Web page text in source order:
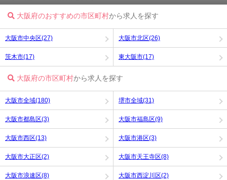
大阪府のおすすめの市区町村から求人を探す
大阪市中央区(27) 大阪市北区(26)
茨木市(17) 東大阪市(17)
大阪府の市区町村から求人を探す
大阪市全域(180) 堺市全域(31)
大阪市都島区(3) 大阪市福島区(9)
大阪市西区(13) 大阪市港区(3)
大阪市大正区(2) 大阪市天王寺区(8)
大阪市浪速区(8) 大阪市西淀川区(2)